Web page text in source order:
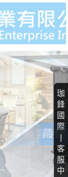
珈
鋒
國
際
客
服
中